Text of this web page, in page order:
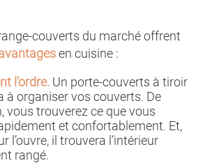
couverts du marché offrent
en cuisine :
l’ordre.Un porte-couverts à tiroir
à organiser vos couverts. De
vous trouverez ce que vous
et confortablement. Et,
l’ouvre, il trouvera l’intérieur
rangé.